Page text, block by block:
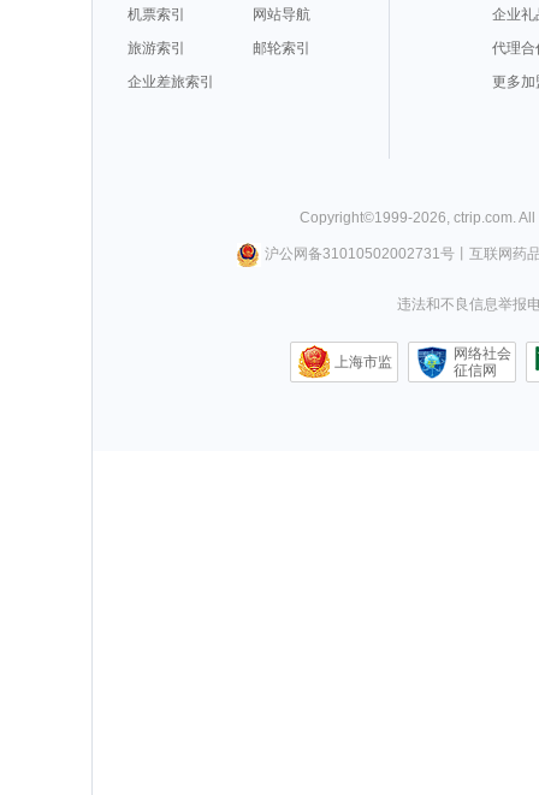
机票索引
网站导航
旅游索引
邮轮索引
企业差旅索引
企业礼
代理合
更多加
Copyright©1999-2026, ctrip.com.
沪公网备31010502002731号丨 互联网药
违法和不良信息举报
上海市监
网络社会
征信网